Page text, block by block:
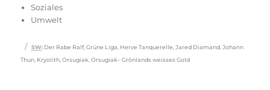
Soziales
Umwelt
Schlagwörter
SW: Der Rabe Ralf,Grüne Liga Herve Tanquerelle ,Jared Diamand ,Johann
Thun Kryolith ,Orsugiak ,Orsugiak– Grönlands weisses Gold